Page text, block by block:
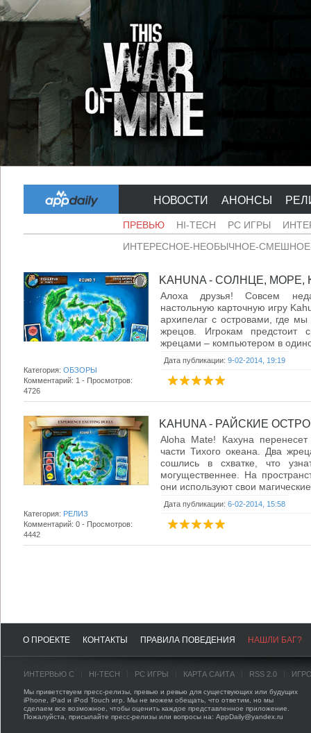
НОВОСТИ АНОНСЫ
ПРЕВЬЮ HI-TECH PC ИГРЫ
ИНТЕРЕСНОЕ-НЕОБЫЧНОЕ-
KAHUNA - СОЛНЦЕ, МОРЕ,
Алоха друзья! Совсем
настольную карточную игру
архипелаг с островами, где
жрецов. Игрокам предстоит
жрецами – компьютером в
Дата публикации: 9-02-2014, 19:19
Категория: ОБЗОРЫ
Комментарий: 1 - Просмотров:
4726
KAHUNA - РАЙСКИЕ
Aloha Mate! Кахуна
части Тихого океана. Два
сошлись в схватке, что
могущественнее. На
они используют свои
Дата публикации: 6-02-2014, 15:58
Категория: РЕЛИЗ
Комментарий: 0 - Просмотров:
4442
О ПРОЕКТЕ КОНТАКТЫ ПРАВИЛА ПОВЕДЕНИЯ НАШЛИ БАГ?
ИНТЕРВЬЮ С HI-TECH PC ИГРЫ КАРТА САЙТА RSS 2.0
Мы приветствуем пресс-релизы, превью и ревью для существующих или будущих
iPhone, iPad и iPod Touch игр. Мы не можем обещать, что ответим, но мы
сделаем все возможное, чтобы оценить каждое представленное приложение.
Пожалуйста, присылайте пресс-релизы или вопросы на: AppDaily@yandex.ru